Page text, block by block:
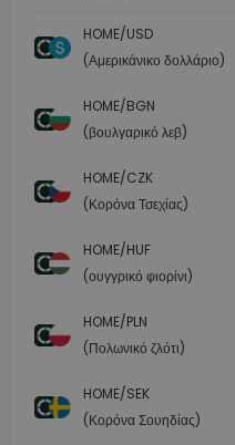
HOME/USD
(Αμερικάνικο δολλάριο)
HOME/BGN
(βουλγαρικό λεβ)
HOME/CZK
(Κορόνα Τσεχίας)
HOME/HUF
(ουγγρικό φιορίνι)
HOME/PLN
(Πολωνικό ζλότι)
HOME/SEK
(Κορόνα Σουηδίας)